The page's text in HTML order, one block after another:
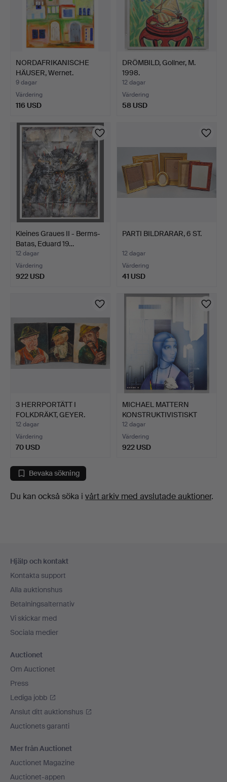
NORDAFRIKANISCHE
HÄUSER, Wernet.
9 dagar
Värdering
116 USD
DRÖMBILD, Gollner, M.
1998.
12 dagar
Värdering
58 USD
Kleines Graues II - Berms-
Batas, Eduard 19…
12 dagar
Värdering
922 USD
PARTI BILDRARAR, 6 ST.
12 dagar
Värdering
41 USD
3 HERRPORTÄTT I
FOLKDRÄKT, GEYER.
12 dagar
Värdering
70 USD
MICHAEL MATTERN
KONSTRUKTIVISTISKT
MÅLERI.
12 dagar
Värdering
922 USD
Bevaka sökning
Du kan också söka i vårt arkiv med avslutade auktioner.
Hjälp och kontakt
Kontakta support
Alla auktionshus
Betalningsalternativ
Vi skickar med
Sociala medier
Auctionet
Om Auctionet
Press
Lediga jobb
Anslut ditt auktionshus
Auctionets garanti
Mer från Auctionet
Auctionet Magazine
Auctionet-appen